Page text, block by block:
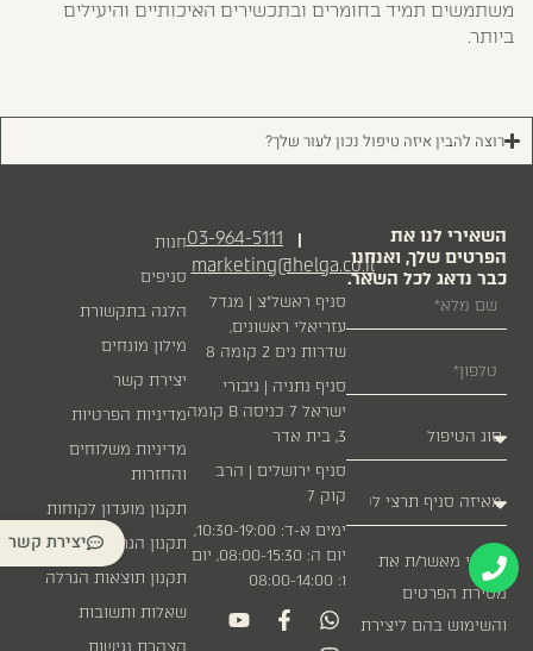
משתמשים תמיד בחומרים ובתכשירים האיכותיים והיעילים
ביותר.
רוצה להבין איזה טיפול נכון לעור שלך?
03-964-5111 |
marketing@helga.co.il
סניף ראשל״צ | מגדל
עזריאלי ראשונים,
שדרות נים 2 קומה 8
סניף נתניה | גיבורי
ישראל 7 כניסה B קומה
3, בית אדר
סניף ירושלים | הרב
קוק 7
ימים א-ד: 10:30-19:00,
יום ה: 08:00-15:30, יום
ו: 08:00-14:00
חנות
סניפים
הלגה בתקשורת
מילון מונחים
יצירת קשר
מדיניות הפרטיות
מדיניות משלוחים
והחזרות
תקנון מועדון לקוחות
תקנון הגרלה
תקנון תוצאות הגרלה
שאלות ותשובות
הצהרת נגישות
השאירי לנו את
הפרטים שלך, ואנחנו
כבר נדאג לכל השאר.
אני מאשר/ת את
מסירת הפרטים
והשימוש בהם ליצירת
יצירת קשר